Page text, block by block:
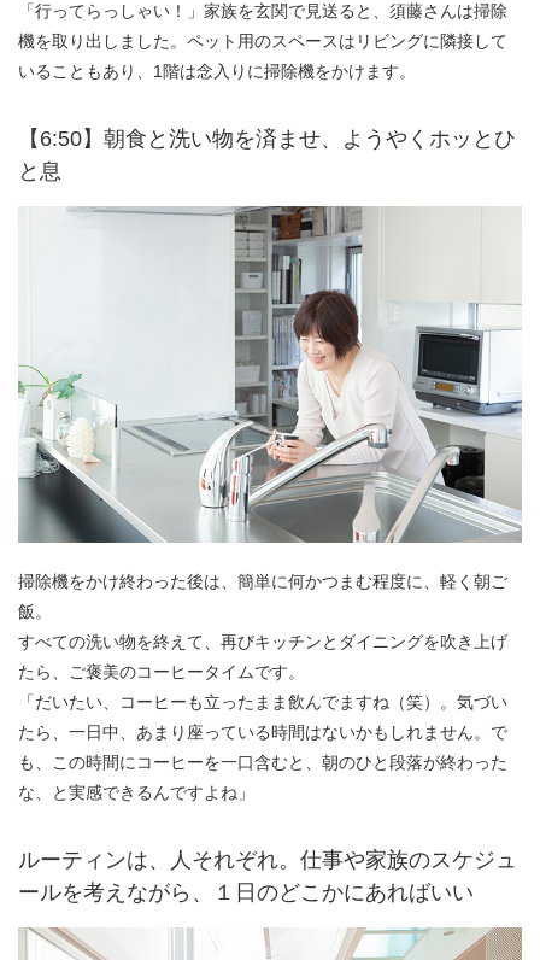
「行ってらっしゃい！」家族を玄関で見送ると、須藤さんは掃除
機を取り出しました。ペット用のスペースはリビングに隣接して
いることもあり、1階は念入りに掃除機をかけます。
【6:50】朝食と洗い物を済ませ、ようやくホッとひ
と息
掃除機をかけ終わった後は、簡単に何かつまむ程度に、軽く朝ご
飯。
すべての洗い物を終えて、再びキッチンとダイニングを吹き上げ
たら、ご褒美のコーヒータイムです。
「だいたい、コーヒーも立ったまま飲んでますね（笑）。気づい
たら、一日中、あまり座っている時間はないかもしれません。で
も、この時間にコーヒーを一口含むと、朝のひと段落が終わった
な、と実感できるんですよね」
ルーティンは、人それぞれ。仕事や家族のスケジュ
ールを考えながら、１日のどこかにあればいい